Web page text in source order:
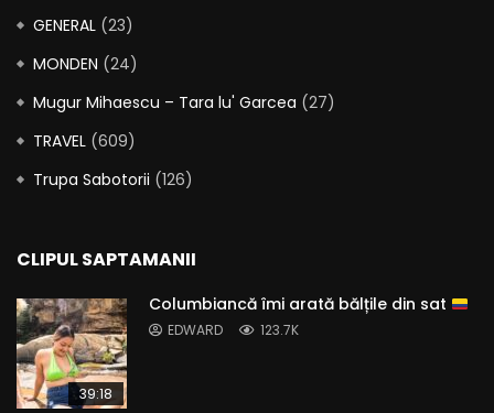
GENERAL (23)
MONDEN (24)
Mugur Mihaescu – Tara lu' Garcea (27)
TRAVEL (609)
Trupa Sabotorii (126)
CLIPUL SAPTAMANII
39:18
Columbiancă îmi arată bălțile din sat
EDWARD 123.7K